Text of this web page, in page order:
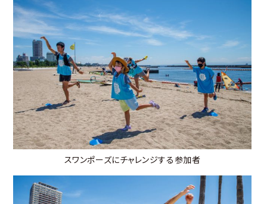
スワンポーズにチャレンジする参加者